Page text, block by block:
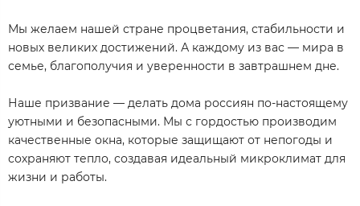
Мы желаем нашей стране процветания, стабильности и
новых великих достижений. А каждому из вас — мира в
семье, благополучия и уверенности в завтрашнем дне.
Наше призвание — делать дома россиян по-настоящему
уютными и безопасными. Мы с гордостью производим
качественные окна, которые защищают от непогоды и
сохраняют тепло, создавая идеальный микроклимат для
жизни и работы.